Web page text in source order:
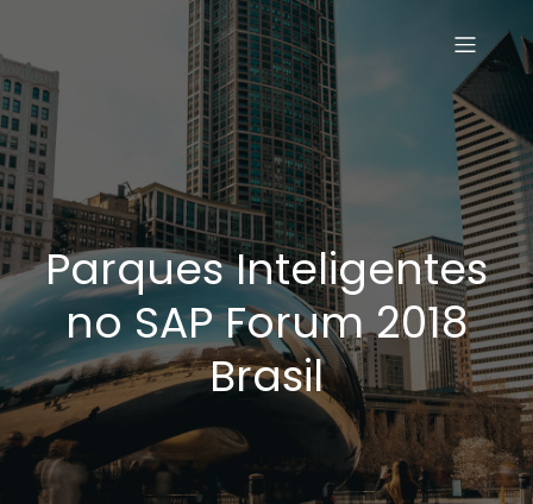
Parques Inteligentes
no SAP Forum 2018
Brasil